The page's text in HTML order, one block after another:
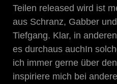
Teilen released wird ist
aus Schranz, Gabber
Tiefgang. Klar, in
es durchaus auchIn
ich immer gerne über
inspiriere mich bei